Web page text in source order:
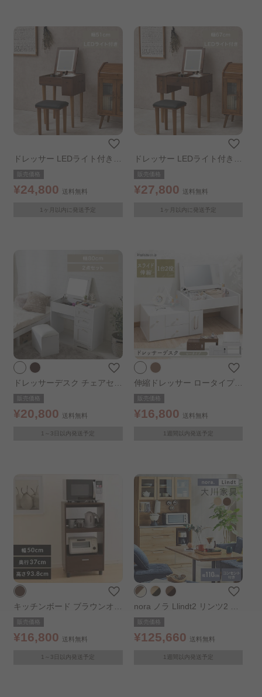
ドレッサー LEDライト付きド
レッサー 幅51cm ダークブラ
ウン
販売価格
¥24,800 送料無料
1ヶ月以内に発送予定
ドレッサー LEDライト付きド
レッサー 幅67cm ダークブラ
ウン
販売価格
¥27,800 送料無料
1ヶ月以内に発送予定
ドレッサーデスク チェアセッ
ト ホワイト
販売価格
¥20,800 送料無料
1～3日以内発送予定
伸縮ドレッサー ロータイプ
ホワイト
販売価格
¥16,800 送料無料
1週間以内発送予定
キッチンボード ブラウンオー
ク販売価格
¥16,800 送料無料
1～3日以内発送予定
nora ノラ Llindt2 リンツ2 11
0幅 オープンダイニングボー
ド 3個口 350624 ブラウン/ハ
販売価格
¥125,660 送料無料
1週間以内発送予定